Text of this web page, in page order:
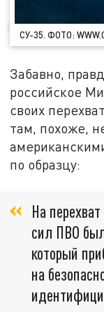
СУ-35. ФОТО:
Забавно,
российское
своих
там, похоже,
по образцу:
На
сил ПВО
который
на